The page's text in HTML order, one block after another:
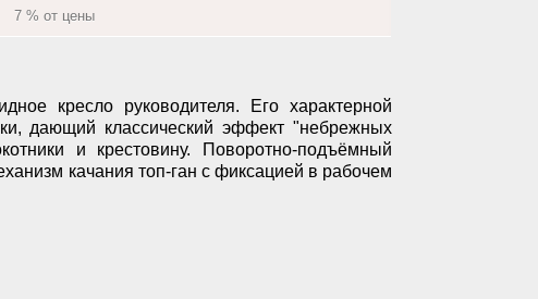
7 % от цены
кресло руководителя. Его характерной
дающий классический эффект "небрежных
и крестовину. Поворотно-подъёмный
качания топ-ган с фиксацией в рабочем